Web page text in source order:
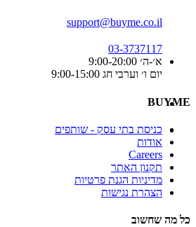
support@buyme.co.il
03-3737117
א׳-ה׳ 9:00-20:00
יום ו׳ וערבי חג 9:00-15:00
BUYME
כניסת בתי עסק - שותפים
אודות
Careers
תקנון האתר
מדיניות הגנת פרטיות
הצהרת נגישות
כל מה שחשוב